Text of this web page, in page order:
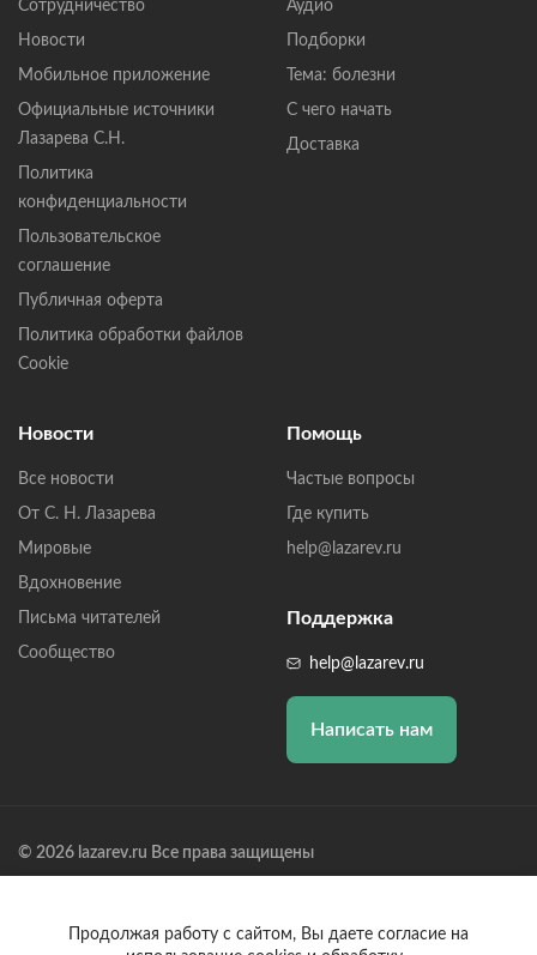
Сотрудничество
Новости
Мобильное приложение
Официальные источники
Лазарева С.Н.
Политика
конфиденциальности
Пользовательское
соглашение
Публичная оферта
Политика обработки файлов
Cookie
Аудио
Подборки
Тема: болезни
С чего начать
Доставка
Новости
Все новости
От С. Н. Лазарева
Мировые
Вдохновение
Письма читателей
Сообщество
Помощь
Частые вопросы
Где купить
help@lazarev.ru
Поддержка
help@lazarev.ru
Написать нам
© 2026 lazarev.ru Все права защищены
Банк: ОАО "АЛЬФА-БАНК" БИК: 044525593, К/С:
30101810200000000593
Продолжая работу с сайтом, Вы даете согласие на